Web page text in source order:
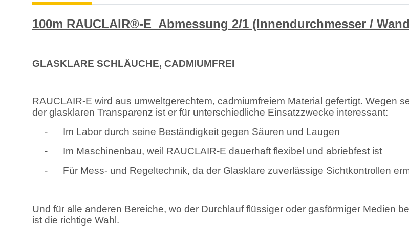
100m RAUCLAIR®-E Abmessung 2/1 (Innendurchmesser /
GLASKLARE SCHLÄUCHE, CADMIUMFREI
RAUCLAIR-E wird aus umweltgerechtem, cadmiumfreiem Material gefertigt. Wegen
der glasklaren Transparenz ist er für unterschiedliche Einsatzzwecke interessant:
-
Im Labor durch seine Beständigkeit gegen Säuren und Laugen
-
Im Maschinenbau, weil RAUCLAIR-E dauerhaft flexibel und abriebfest ist
-
Für Mess- und Regeltechnik, da der Glasklare zuverlässige Sichtkontrollen
Und für alle anderen Bereiche, wo der Durchlauf flüssiger oder gasförmiger Medien
ist die richtige Wahl.